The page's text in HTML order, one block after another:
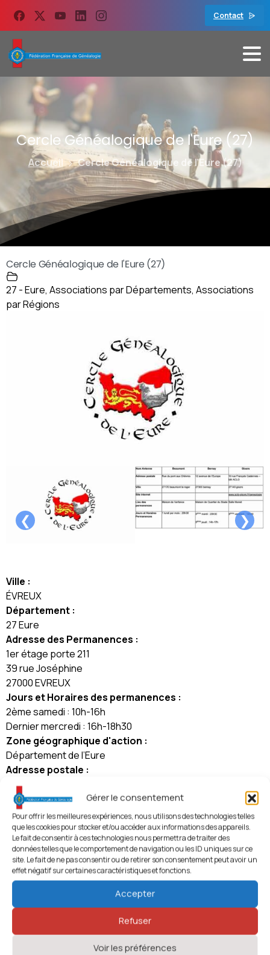
Gérer le consentement
Pour offrir les meilleures expériences, nous utilisons des technologies telles
que les cookies pour stocker et/ou accéder aux informations des appareils.
Le fait de consentir à ces technologies nous permettra de traiter des
données telles que le comportement de navigation ou les ID uniques sur ce
site. Le fait de ne pas consentir ou de retirer son consentement peut avoir un
effet négatif sur certaines caractéristiques et fonctions.
Accepter
Refuser
Voir les préférences
principal
Contact
Cercle Généalogiquedel'Eure(27)
Accueil Cercle Généalogique de l’Eure (27)
Cercle Généalogique de l'Eure (27)
27 - Eure, Associations par Départements, Associations
par Régions
❮ ❯
Ville :
ÉVREUX
Département :
27 Eure
Adresse des Permanences :
1er étage porte 211
39 rue Joséphine
27000 EVREUX
Jours et Horaires des permanences :
2ème samedi : 10h-16h
Dernier mercredi : 16h-18h30
Zone géographique d'action :
Département de l’Eure
Adresse postale :
Cercle Généalogique de l\\'Eure
39 rue Joséphine
27000 EVREUX
1796 vues
Localisation
+
Leaflet | ©OpenStreetMapcontributors
Normandie
https://www.eure-genealogie.org/
Contacter l’Association